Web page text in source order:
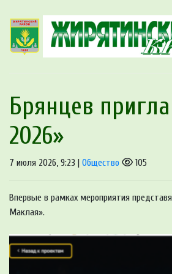
Брянцев
2026»
7 июля 2026, 9:23 | Общество 105
Впервые в рамках мероприятия
Маклая».